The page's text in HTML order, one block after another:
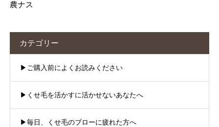
農ナス
カテゴリー
▶︎ご購入前によくお読みください
▶︎くせ毛を活かすに活かせないあなたへ
▶︎毎日、くせ毛のブローに疲れた方へ